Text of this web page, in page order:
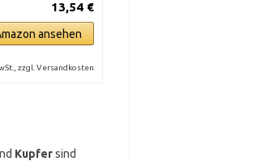
13,54 €
ansehen
zzgl. Versandkosten
Kupfersind